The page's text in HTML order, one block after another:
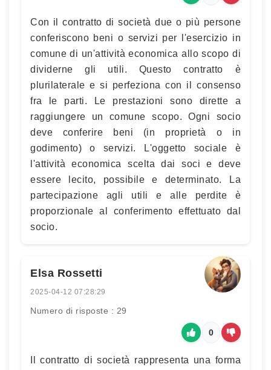
Con il contratto di società due o più persone
conferiscono beni o servizi per l'esercizio in
comune di un'attività economica allo scopo di
dividerne gli utili. Questo contratto è
plurilaterale e si perfeziona con il consenso
fra le parti. Le prestazioni sono dirette a
raggiungere un comune scopo. Ogni socio
deve conferire beni (in proprietà o in
godimento) o servizi. L'oggetto sociale è
l'attività economica scelta dai soci e deve
essere lecito, possibile e determinato. La
partecipazione agli utili e alle perdite è
proporzionale al conferimento effettuato dal
socio.
Elsa Rossetti
2025-04-12 07:28:29
Numero di risposte : 29
0
Il contratto di società rappresenta una forma